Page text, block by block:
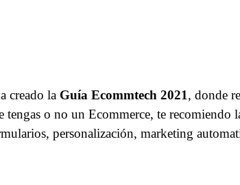
creado la Guía Ecommtech 2021, donde
tengas o no un Ecommerce, te recomiendo
personalización, marketing